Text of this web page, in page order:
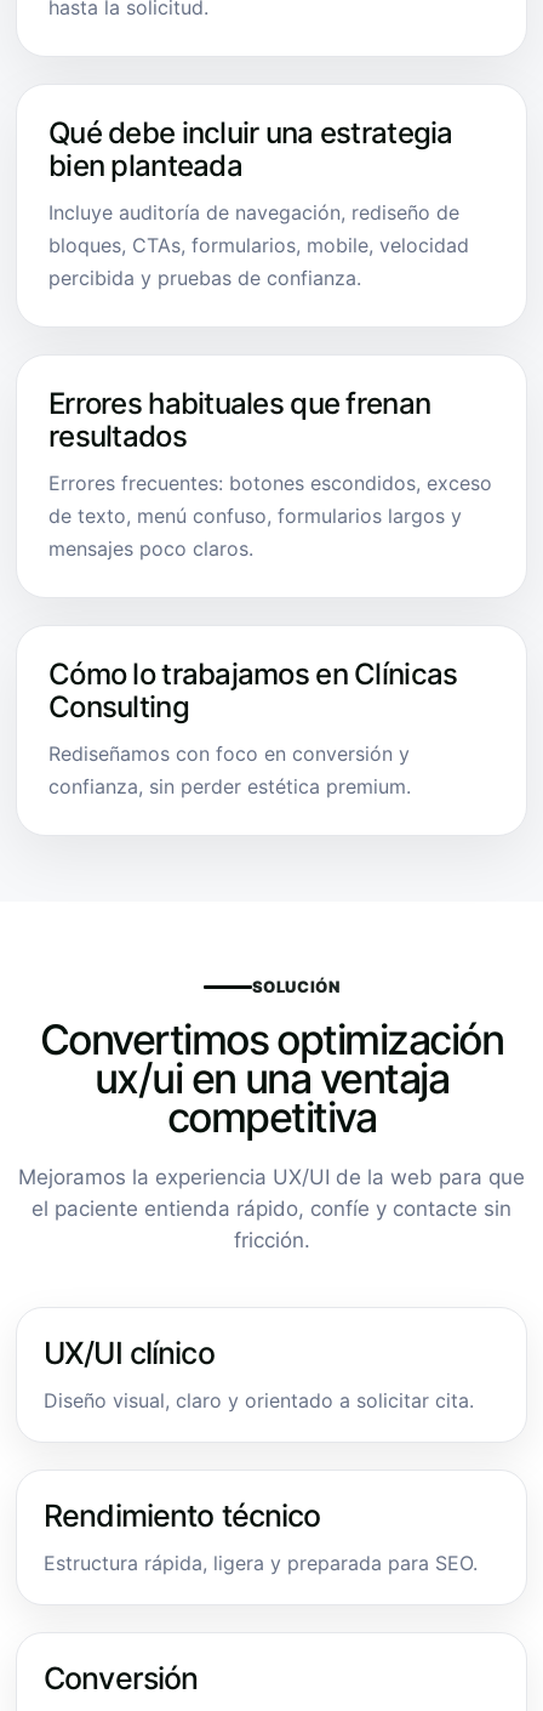
hasta la solicitud.
Qué debe incluir una estrategia
bien planteada
Incluye auditoría de navegación, rediseño de
bloques, CTAs, formularios, mobile, velocidad
percibida y pruebas de confianza.
Errores habituales que frenan
resultados
Errores frecuentes: botones escondidos, exceso
de texto, menú confuso, formularios largos y
mensajes poco claros.
Cómo lo trabajamos en Clínicas
Consulting
Rediseñamos con foco en conversión y
confianza, sin perder estética premium.
SOLUCIÓN
Convertimos optimización
ux/ui en una ventaja
competitiva
Mejoramos la experiencia UX/UI de la web para que
el paciente entienda rápido, confíe y contacte sin
fricción.
UX/UI clínico
Diseño visual, claro y orientado a solicitar cita.
Rendimiento técnico
Estructura rápida, ligera y preparada para SEO.
Conversión